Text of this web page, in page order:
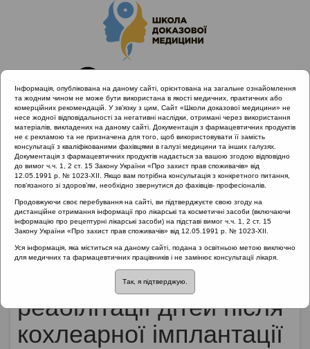
Головна
Матеріали за МКХ-11
10 Хвороби вуха та соскоподібного відростка
Досвід якої з країн можна використати для реабілітації дітей
після кохлеарної імплантації
Досвід якої з країн
можна використати для
реабілітації дітей після
кохлеарної імплантації
Інформація, опублікована на даному сайті, орієнтована на загальне ознайомлення
та жодним чином не може бути використана в якості медичних, практичних або
комерційних рекомендацій. У зв’язку з цим, Сайт «Школи доказової медицини» не
несе жодної відповідальності за негативні наслідки, отримані через використання
матеріалів, викладених на даному сайті. Документація з фармацевтичних продуктів
не є рекламою та не призначена для того, щоб використовувати її замість
консультації з кваліфікованими фахівцями в галузі медицини та інших галузях.
Документація з фармацевтичних продуктів надається за вашою згодою відповідно
до вимог ч.ч. 1, 2 ст. 15 Закону України «Про захист прав споживачів» від
12.05.1991 р. № 1023-XII. Якщо вам потрібна консультація з конкретного питання,
пов’язаного зі здоров’ям, необхідно звернутися до фахівців- професіоналів.
Продовжуючи своє перебування на сайті, ви підтверджуєте свою згоду на
дистанційне отримання інформації про лікарські та косметичні засоби (включаючи
інформацію про рецептурні лікарські засоби) на підставі вимог ч.ч. 1, 2 ст. 15
Закону України «Про захист прав споживачів» від 12.05.1991 р. № 1023-XII.
Уся інформація, яка міститься на даному сайті, подана з освітньою метою виключно
для медичних та фармацевтичних працівників і не замінює консультації лікаря.
Так, я підтверджую.